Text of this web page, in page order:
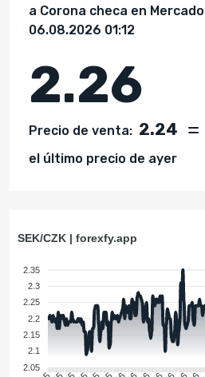
a Corona checa en
06.08.2026 01:12
2.26
Precio de venta: 2.24
el último precio de ayer
SEK/CZK | forexfy.app
2.35
2.3
2.25
2.2
2.15
2.1
2.05